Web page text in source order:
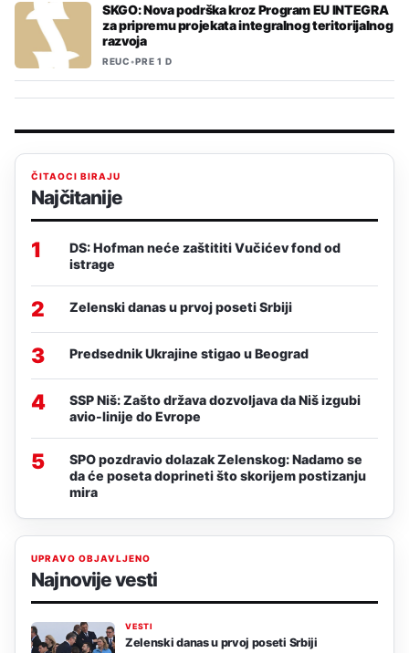
SKGO: Nova podrška kroz Program EU INTEGRA
za pripremu projekata integralnog teritorijalnog
razvoja
REUC•PRE 1 D
ČITAOCI BIRAJU
Najčitanije
1
DS: Hofman neće zaštititi Vučićev fond od
istrage
2 Zelenski danas u prvoj poseti Srbiji
3 Predsednik Ukrajine stigao u Beograd
4
SSP Niš: Zašto država dozvoljava da Niš izgubi
avio-linije do Evrope
5
SPO pozdravio dolazak Zelenskog: Nadamo se
da će poseta doprineti što skorijem postizanju
mira
UPRAVO OBJAVLJENO
Najnovije vesti
VESTI
Zelenski danas u prvoj poseti Srbiji